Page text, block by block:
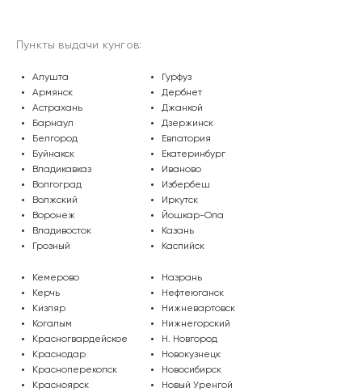
Пункты выдачи кунгов:
Алушта
Армянск
Астрахань
Барнаул
Белгород
Буйнакск
Владикавказ
Волгоград
Волжский
Воронеж
Владивосток
Грозный
Гурфуз
Дербнет
Джанкой
Дзержинск
Евпатория
Екатеринбург
Иваново
Избербеш
Иркутск
Йошкар-Ола
Казань
Каспийск
Кемерово
Керчь
Кизляр
Когалым
Красногвардейское
Краснодар
Красноперекопск
Красноярск
Назрань
Нефтеюганск
Нижневартовск
Нижнегорский
Н. Новгород
Новокузнецк
Новосибирск
Новый Уренгой